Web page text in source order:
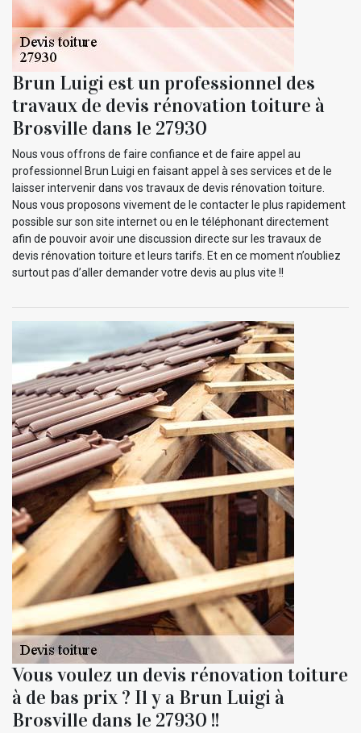
Brun Luigi est un professionnel des
travaux de devis rénovation toiture à
Brosville dans le 27930
Nous vous offrons de faire confiance et de faire appel au
professionnel Brun Luigi en faisant appel à ses services et de le
laisser intervenir dans vos travaux de devis rénovation toiture.
Nous vous proposons vivement de le contacter le plus rapidement
possible sur son site internet ou en le téléphonant directement
afin de pouvoir avoir une discussion directe sur les travaux de
devis rénovation toiture et leurs tarifs. Et en ce moment n’oubliez
surtout pas d’aller demander votre devis au plus vite !!
Vous voulez un devis rénovation toiture
à de bas prix ? Il y a Brun Luigi à
Brosville dans le 27930 !!